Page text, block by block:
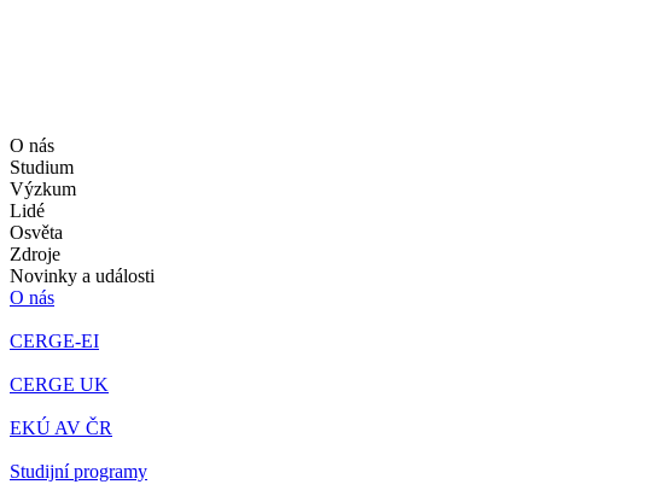
O nás
Studium
Výzkum
Lidé
Osvěta
Zdroje
Novinky a události
O nás
CERGE-EI
CERGE UK
EKÚ AV ČR
Studijní programy